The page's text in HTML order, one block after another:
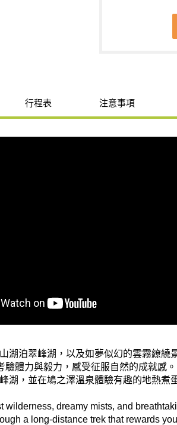
行程表 注意事項
湖泊翠峰湖，以及如夢似幻的雲霧繚繞
體力與毅力，感受征服自然的成就感。
湖，並在鳩之澤溫泉體驗有趣的地熱煮
wilderness, dreamy mists, and
a long-distance trek that rewards